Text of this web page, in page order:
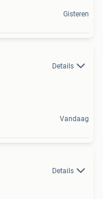
Gisteren
Details
Vandaag
Details